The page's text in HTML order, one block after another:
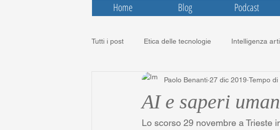
Home Blog Podcast
Tutti i post Etica delle tecnologie Intelligenza
AI e saperi
Paolo Benanti 27 dic 2019 Tempo di
Lo scorso 29 novembre a Trieste